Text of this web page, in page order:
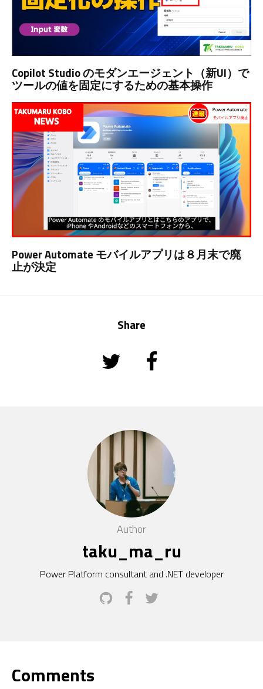
Copilot Studio のモダンエージェント（新UI）で
ツールの値を固定にするための基本操作
Power Automate モバイルアプリは８月末で廃
止が決定
Share
Author
taku_ma_ru
Power Platform consultant and .NET developer
Comments